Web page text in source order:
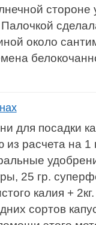
стороне
около
для посадки
из расчета на
25 гр.
калия +
сортов